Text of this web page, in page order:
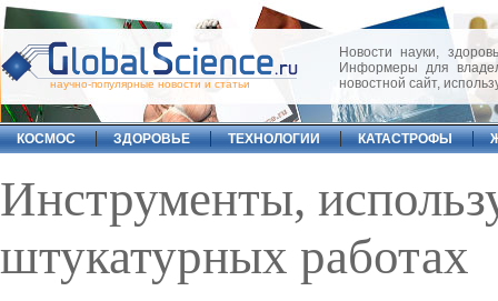
научно-популярные новости и статьи
Новости науки,
Информеры для
новостной сайт,
КОСМОС ЗДОРОВЬЕ ТЕХНОЛОГИИ КАТАСТРОФЫ
Инструменты,
штукатурных работах